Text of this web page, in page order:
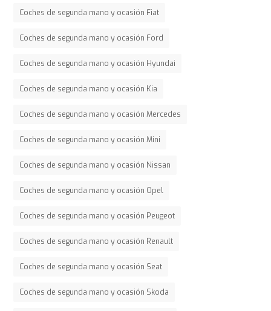
Coches de segunda mano y ocasión Fiat
Coches de segunda mano y ocasión Ford
Coches de segunda mano y ocasión Hyundai
Coches de segunda mano y ocasión Kia
Coches de segunda mano y ocasión Mercedes
Coches de segunda mano y ocasión Mini
Coches de segunda mano y ocasión Nissan
Coches de segunda mano y ocasión Opel
Coches de segunda mano y ocasión Peugeot
Coches de segunda mano y ocasión Renault
Coches de segunda mano y ocasión Seat
Coches de segunda mano y ocasión Skoda